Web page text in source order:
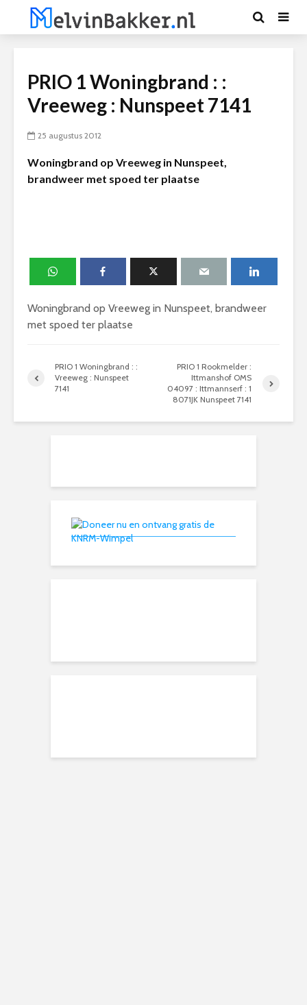
PRIO 1 Woningbrand : :
Vreeweg : Nunspeet 7141
25 augustus 2012
Woningbrand op Vreeweg in Nunspeet,
brandweer met spoed ter plaatse
Woningbrand op Vreeweg in Nunspeet, brandweer
met spoed ter plaatse
PRIO 1 Woningbrand : :
Vreeweg : Nunspeet
7141
PRIO 1 Rookmelder :
Ittmanshof OMS
04097 : Ittmannserf : 1
8071JK Nunspeet 7141